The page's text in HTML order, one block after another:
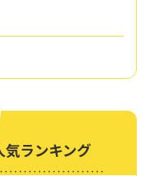
気ランキング